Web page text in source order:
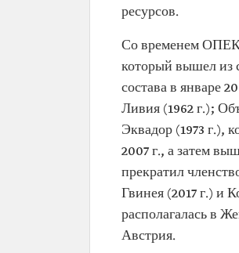
ресурсов.
Со временем ОПЕК
который вышел из
состава в январе
Ливия (1962 г.);
Эквадор (1973 г.),
2007 г., а затем
прекратил
Гвинея (2017 г.) и
располагалась в
Австрия.